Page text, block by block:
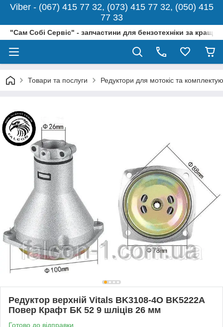
Viber - (067) 415 77 32, (073) 415 77 32, (050) 415
77 33
"Сам Собі Сервіс" - запчастини для бензотехніки за
Товари та послуги Редуктори для мотокіс та
Редуктор верхній Vitals BK3108-4O BK5222А
Повер Крафт БК 52 9 шліців 26 мм
Готово до відправки